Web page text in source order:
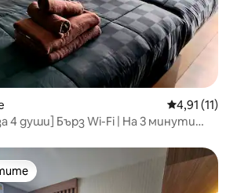
Средна
4,91 (11)
4 души] Бърз Wi-Fi | На 3 минути
на гостите